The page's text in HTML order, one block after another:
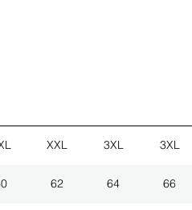
XXL 3XL 3XL
62 64 66